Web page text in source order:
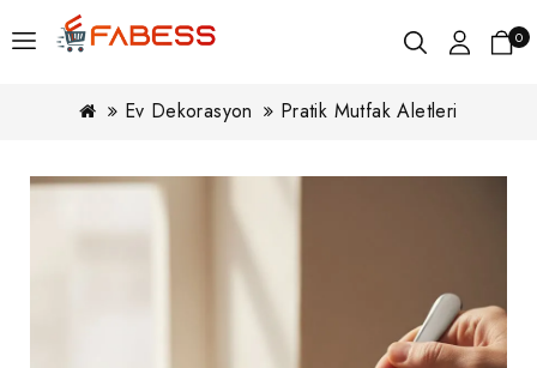
0
Ev Dekorasyon Pratik Mutfak Aletleri